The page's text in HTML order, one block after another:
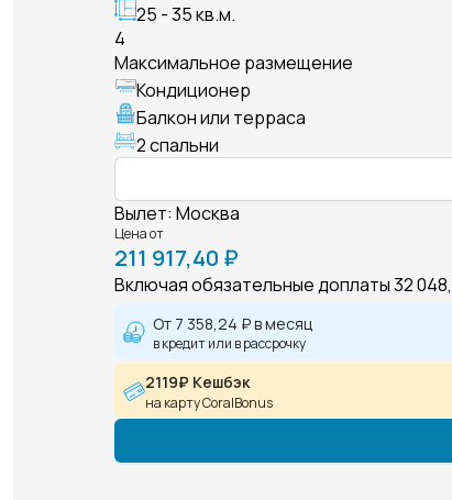
25 - 35 кв.м.
4
Максимальное размещение
Кондиционер
Балкон или терраса
2 спальни
Вылет: Москва
Цена от
211 917,40 ₽
Включая обязательные доплаты32
От 7 358,24 ₽в месяц
в кредит или в рассрочку
2119₽ Кешбэк
на карту CoralBonus